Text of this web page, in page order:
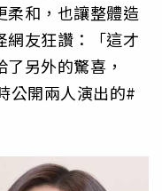
柔和，也讓整體造
網友狂讚：「這才
另外的驚喜，
公開兩人演出的#